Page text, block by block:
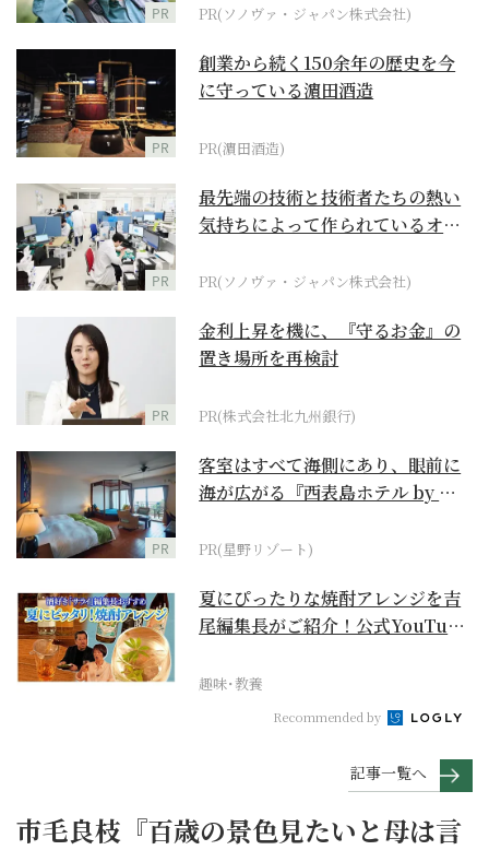
PR PR(ソノヴァ・ジャパン株式会社)
PR
創業から続く150余年の歴史を今
に守っている濵田酒造
PR(濵田酒造)
PR
最先端の技術と技術者たちの熱い
気持ちによって作られているオー
PR(ソノヴァ・ジャパン株式会社)
PR
金利上昇を機に、『守るお金』の
置き場所を再検討
PR(株式会社北九州銀行)
PR
客室はすべて海側にあり、眼前に
海が広がる『西表島ホテル by 星
PR(星野リゾート)
夏にぴったりな焼酎アレンジを吉
尾編集長がご紹介！公式YouTube
趣味･教養
Recommended by
記事一覧へ
市毛良枝『百歳の景色見たいと母は言